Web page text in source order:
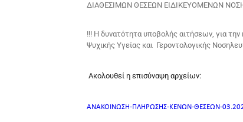
ΔΙΑΘΕΣΙΜΩΝ ΘΕΣΕΩΝ ΕΙΔΙΚΕΥΟΜΕΝΩΝ
!!! H δυνατότητα υποβολής αιτήσεων, για
Ψυχικής Υγείας και Γεροντολογικής
Ακολουθεί η επισύναψη αρχείων:
ΑΝΑΚΟΙΝΩΣΗ-ΠΛΗΡΩΣΗΣ-ΚΕΝΩΝ-ΘΕΣΕΩΝ-